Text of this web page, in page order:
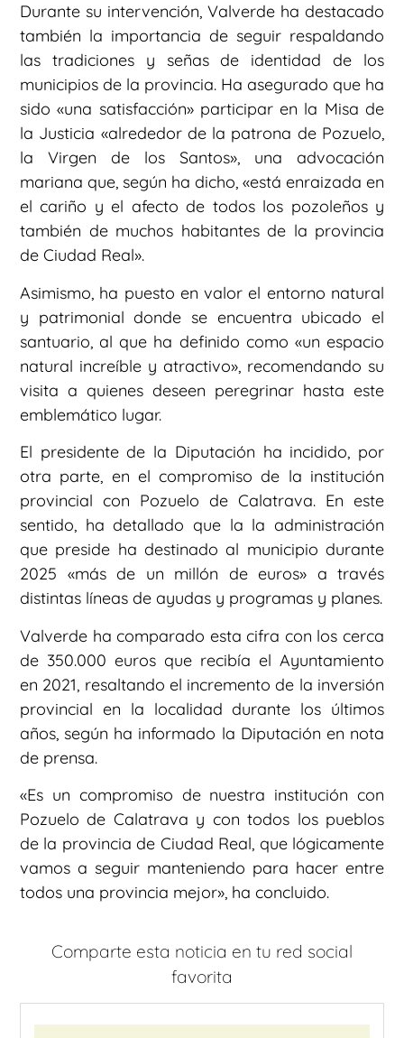
Durante su intervención, Valverde ha destacado
también la importancia de seguir respaldando
las tradiciones y señas de identidad de los
municipios de la provincia. Ha asegurado que ha
sido «una satisfacción» participar en la Misa de
la Justicia «alrededor de la patrona de Pozuelo,
la Virgen de los Santos», una advocación
mariana que, según ha dicho, «está enraizada en
el cariño y el afecto de todos los pozoleños y
también de muchos habitantes de la provincia
de Ciudad Real».
Asimismo, ha puesto en valor el entorno natural
y patrimonial donde se encuentra ubicado el
santuario, al que ha definido como «un espacio
natural increíble y atractivo», recomendando su
visita a quienes deseen peregrinar hasta este
emblemático lugar.
El presidente de la Diputación ha incidido, por
otra parte, en el compromiso de la institución
provincial con Pozuelo de Calatrava. En este
sentido, ha detallado que la la administración
que preside ha destinado al municipio durante
2025 «más de un millón de euros» a través
distintas líneas de ayudas y programas y planes.
Valverde ha comparado esta cifra con los cerca
de 350.000 euros que recibía el Ayuntamiento
en 2021, resaltando el incremento de la inversión
provincial en la localidad durante los últimos
años, según ha informado la Diputación en nota
de prensa.
«Es un compromiso de nuestra institución con
Pozuelo de Calatrava y con todos los pueblos
de la provincia de Ciudad Real, que lógicamente
vamos a seguir manteniendo para hacer entre
todos una provincia mejor», ha concluido.
Comparte esta noticia en tu red social
favorita